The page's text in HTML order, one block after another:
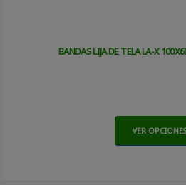
BANDAS LIJA DE TELA LA-X
VER OPCIONES